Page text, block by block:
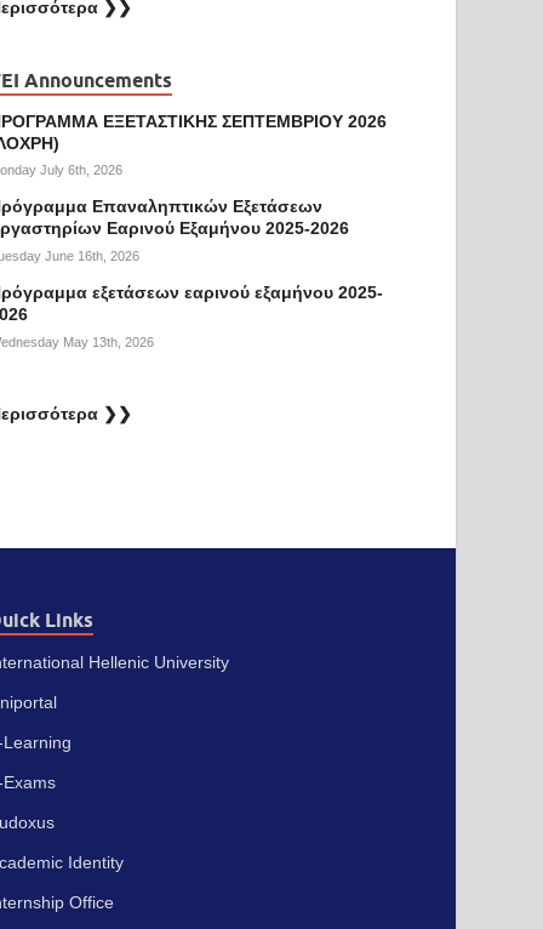
❯❯
Announcements
ΕΞΕΤΑΣΤΙΚΗΣ ΣΕΠΤΕΜΒΡΙΟΥ 2026
July 6th, 2026
Επαναληπτικών Εξετάσεων
Εαρινού Εξαμήνου 2025-2026
June 16th, 2026
εξετάσεων εαρινού εξαμήνου 2025-
May 13th, 2026
❯❯
Links
Hellenic University
Learning
Exams
Identity
Office